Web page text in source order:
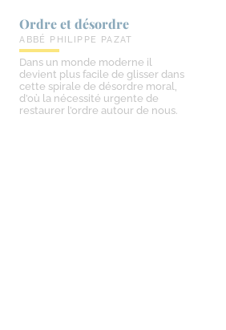
Ordre et désordre
ABBÉ PHILIPPE PAZAT
Dans un monde moderne il
devient plus facile de glisser dans
cette spirale de désordre moral,
d’où la nécessité urgente de
restaurer l’ordre autour de nous.